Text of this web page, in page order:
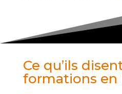
Ce qu’ils
formations en